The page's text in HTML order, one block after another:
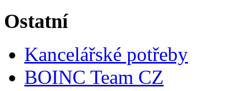
Ostatní
Kancelářské potřeby
BOINC Team CZ